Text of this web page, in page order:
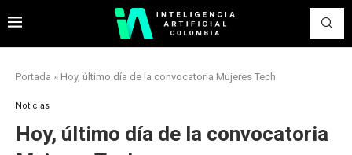
Portada » Hoy, último día de la convocatoria Mujeres Tech
Noticias
Hoy, último día de la convocatoria